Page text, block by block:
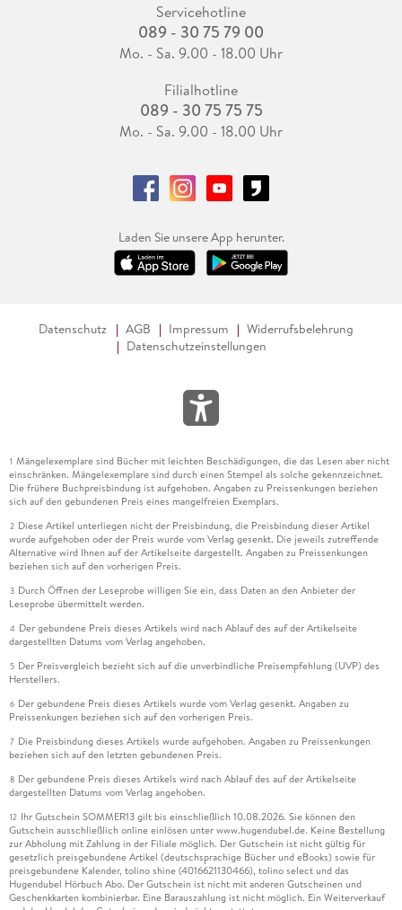
Servicehotline
089 - 30 75 79 00
Mo. - Sa. 9.00 - 18.00 Uhr
Filialhotline
089 - 30 75 75 75
Mo. - Sa. 9.00 - 18.00 Uhr
Laden Sie unsere App herunter.
Datenschutz AGB Impressum
Widerrufsbelehrung
Datenschutzeinstellungen
1 Mängelexemplare sind Bücher mit leichten Beschädigungen, die das Lesen aber nicht
einschränken. Mängelexemplare sind durch einen Stempel als solche gekennzeichnet.
Die frühere Buchpreisbindung ist aufgehoben. Angaben zu Preissenkungen beziehen
sich auf den gebundenen Preis eines mangelfreien Exemplars.
2 Diese Artikel unterliegen nicht der Preisbindung, die Preisbindung dieser Artikel
wurde aufgehoben oder der Preis wurde vom Verlag gesenkt. Die jeweils zutreffende
Alternative wird Ihnen auf der Artikelseite dargestellt. Angaben zu Preissenkungen
beziehen sich auf den vorherigen Preis.
3 Durch Öffnen der Leseprobe willigen Sie ein, dass Daten an den Anbieter der
Leseprobe übermittelt werden.
4 Der gebundene Preis dieses Artikels wird nach Ablauf des auf der Artikelseite
dargestellten Datums vom Verlag angehoben.
5 Der Preisvergleich bezieht sich auf die unverbindliche Preisempfehlung (UVP) des
Herstellers.
6 Der gebundene Preis dieses Artikels wurde vom Verlag gesenkt. Angaben zu
Preissenkungen beziehen sich auf den vorherigen Preis.
7 Die Preisbindung dieses Artikels wurde aufgehoben. Angaben zu Preissenkungen
beziehen sich auf den letzten gebundenen Preis.
8 Der gebundene Preis dieses Artikels wird nach Ablauf des auf der Artikelseite
dargestellten Datums vom Verlag angehoben.
12 Ihr Gutschein SOMMER13 gilt bis einschließlich 10.08.2026. Sie können den
Gutschein ausschließlich online einlösen unter www.hugendubel.de. Keine Bestellung
zur Abholung mit Zahlung in der Filiale möglich. Der Gutschein ist nicht gültig für
gesetzlich preisgebundene Artikel (deutschsprachige Bücher und eBooks) sowie für
preisgebundene Kalender, tolino shine (4016621130466), tolino select und das
Hugendubel Hörbuch Abo. Der Gutschein ist nicht mit anderen Gutscheinen und
Geschenkkarten kombinierbar. Eine Barauszahlung ist nicht möglich. Ein Weiterverkauf